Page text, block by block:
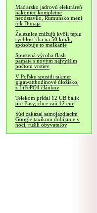
Maďarsko jadrovú elektráreň
nakoniec kompletne
neodstavilo, Rumunsko mení
tok Dunaja
Železnice znižujú kvôli teplu
rýchlosť iba na 50 km/h,
spôsobuje to meškanie
Spustená výroba flash
pamäte s novým najvyšším
počtom vrstiev
V Poľsku spustili takmer
gigawatthodinové úložisko,
z LiFePO4 článkov
Telekom pridal 12 GB balík
pre Easy, chce zaň 12 eur
Súd zakázal samojazdiacim
Google taxíkom dobíjanie v
noci, rušili obyvateľov